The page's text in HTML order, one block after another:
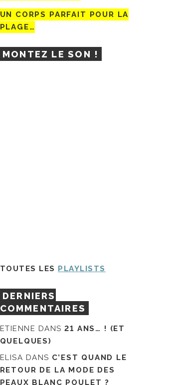
UN CORPS PARFAIT POUR LA
PLAGE…
MONTEZ LE SON !
TOUTES LES PLAYLISTS
DERNIERS
COMMENTAIRES
ETIENNE DANS21 ANS… ! (ET
QUELQUES)
ELISA DANS C’EST QUAND LE
RETOUR DE LA MODE DES
PEAUX BLANC POULET ?